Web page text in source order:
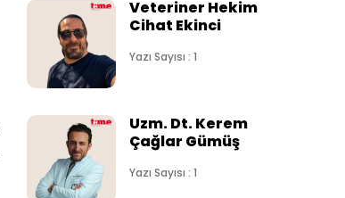
Veteriner Hekim
Cihat Ekinci
Yazı Sayısı : 1
Uzm. Dt. Kerem
Çağlar Gümüş
Yazı Sayısı : 1